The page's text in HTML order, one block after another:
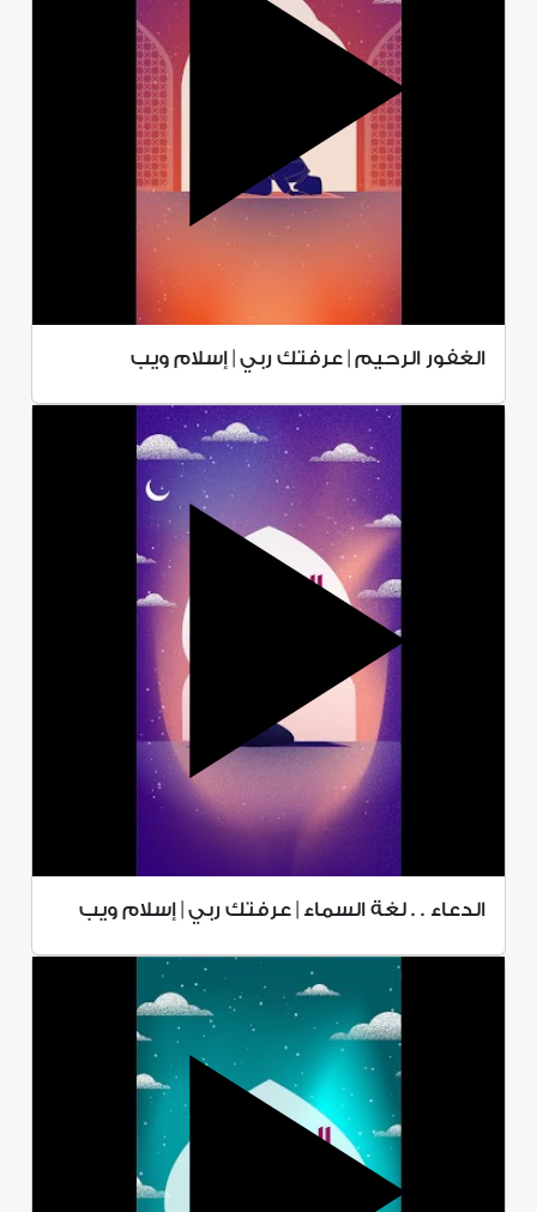
الغفور الرحيم | عرفتك ربي | إسلام ويب
الدعاء . . لغة السماء | عرفتك ربي | إسلام ويب